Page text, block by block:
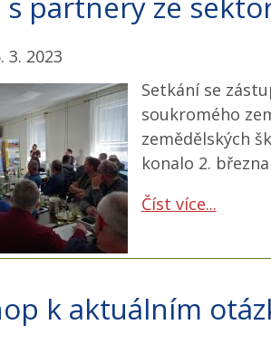
3. 2023
Setkání se
soukromého
zemědělských
konalo 2.
Číst více...
k aktuálním